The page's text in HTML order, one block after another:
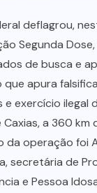
deflagrou,
Segunda
de busca e
que apura
exercício ilegal
a 360 km
da operação foi
secretária de
e Pessoa